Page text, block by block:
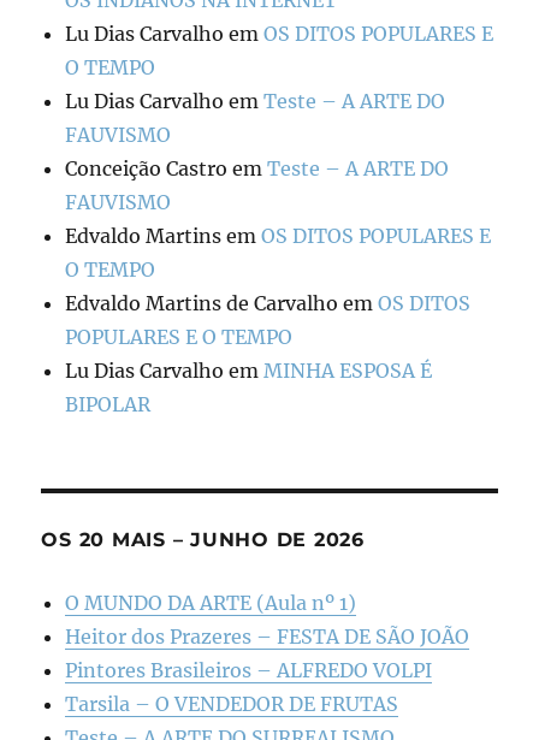
Lu Dias Carvalho emOS DITOS POPULARES E
O TEMPO
Lu Dias Carvalho emTeste – A ARTE DO
FAUVISMO
Conceição Castro emTeste – A ARTE DO
FAUVISMO
Edvaldo Martins emOS DITOS POPULARES E
O TEMPO
Edvaldo Martins de Carvalho emOS DITOS
POPULARES E O TEMPO
Lu Dias Carvalho em MINHA ESPOSA É
BIPOLAR
OS 20 MAIS – JUNHO DE 2026
O MUNDO DA ARTE (Aula nº 1)
Heitor dos Prazeres – FESTA DE SÃO JOÃO
Pintores Brasileiros – ALFREDO VOLPI
Tarsila – O VENDEDOR DE FRUTAS